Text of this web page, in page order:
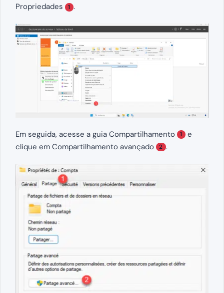
Propriedades
1 .
Em seguida, acesse a guia Compartilhamento 1 e
clique em Compartilhamento avançado
2 .